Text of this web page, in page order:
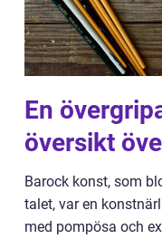
En
översikt
Barock konst, som
talet, var en
med pompösa och